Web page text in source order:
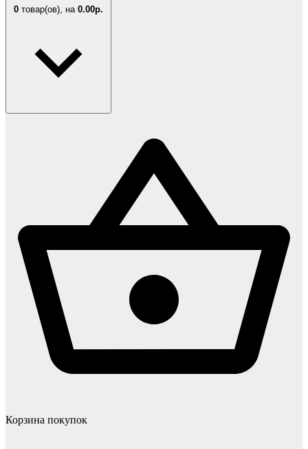
0 товар(ов), на 0.00р.
Корзина покупок